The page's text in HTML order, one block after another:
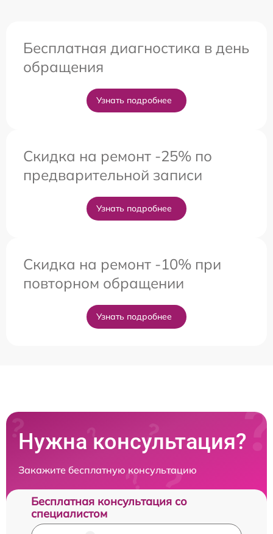
Бесплатная диагностика в день
обращения
Узнать подробнее
Скидка на ремонт -25% по
предварительной записи
Узнать подробнее
Скидка на ремонт -10% при
повторном обращении
Узнать подробнее
Нужна консультация?
Закажите бесплатную консультацию
Бесплатная консультация со
специалистом